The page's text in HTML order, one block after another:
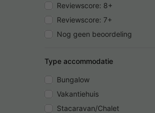
Reviewscore: 8+
Reviewscore: 7+
Nog geen beoordeling
Type accommodatie
Bungalow
Vakantiehuis
Stacaravan/Chalet